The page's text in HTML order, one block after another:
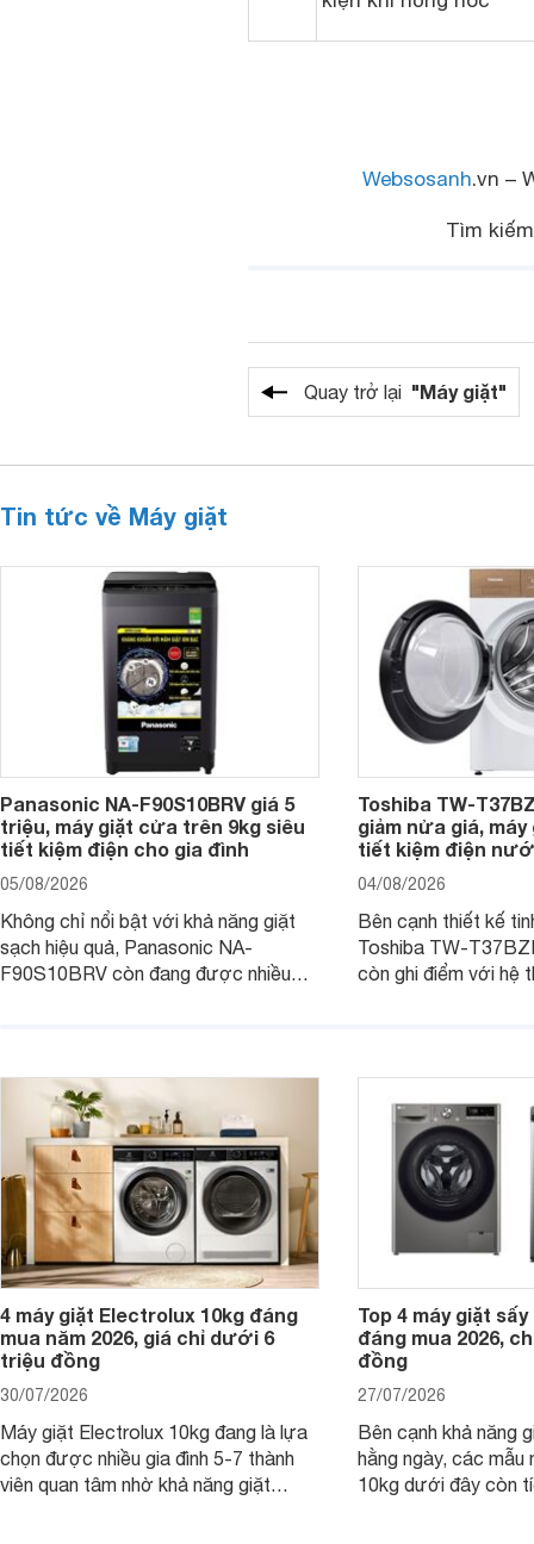
Websosanh.vn –
Tìm
Quay trở lại "Máy giặt"
Tin tức về Máy giặt
Panasonic NA-F90S10BRV giá 5
triệu, máy giặt cửa trên 9kg siêu
tiết kiệm điện cho gia đình
05/08/2026
Không chỉ nổi bật với khả năng giặt
sạch hiệu quả, Panasonic NA-
F90S10BRV còn đang được nhiều
giặt cửa trên 9kg.
Toshiba TW-
giảm nửa giá,
tiết kiệm điện
04/08/2026
Bên cạnh thiết kế
Toshiba TW-
còn ghi điểm với hệ
giặt.
4 máy giặt Electrolux 10kg đáng
mua năm 2026, giá chỉ dưới 6
triệu đồng
30/07/2026
Máy giặt Electrolux 10kg đang là lựa
chọn được nhiều gia đình 5-7 thành
viên quan tâm nhờ khả năng giặt
Top 4 máy giặt
đáng mua 2026,
đồng
27/07/2026
Bên cạnh khả năng
hằng ngày, các mẫu
10kg dưới đây còn